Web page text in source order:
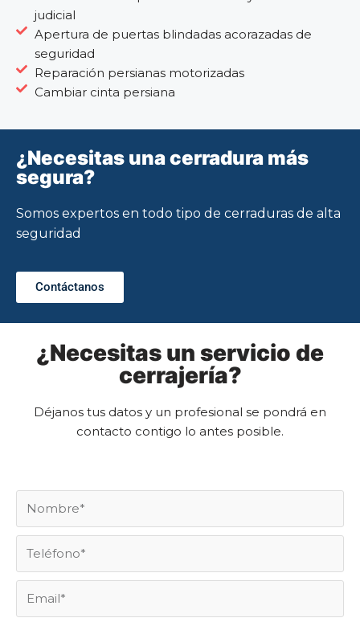
judicial
Apertura de puertas blindadas acorazadas de
seguridad
Reparación persianas motorizadas
Cambiar cinta persiana
¿Necesitas una cerradura más
segura?
Somos expertos en todo tipo de cerraduras de alta
seguridad
Contáctanos
¿Necesitas un servicio de
cerrajería?
Déjanos tus datos y un profesional se pondrá en
contacto contigo lo antes posible.